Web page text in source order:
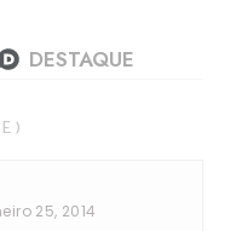
)
25, 2014